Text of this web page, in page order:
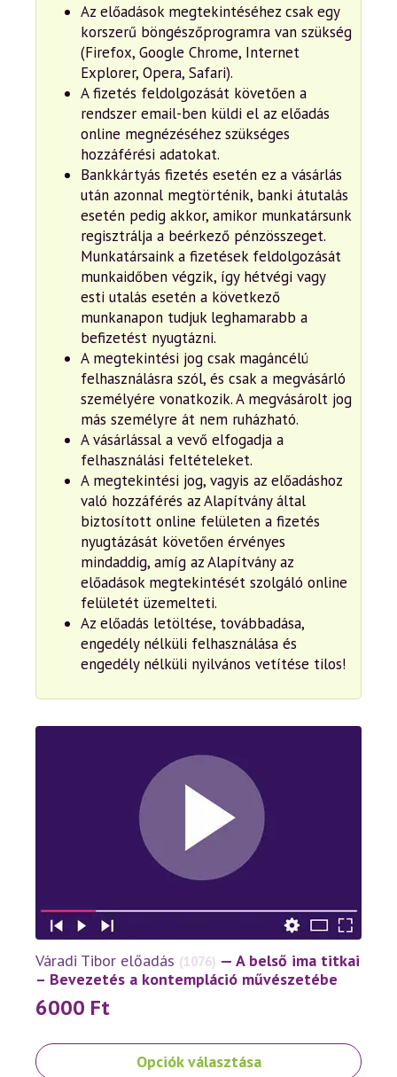
Az előadások megtekintéséhez csak egy
korszerű böngészőprogramra van szükség
(Firefox, Google Chrome, Internet
Explorer, Opera, Safari).
A fizetés feldolgozását követően a
rendszer email-ben küldi el az előadás
online megnézéséhez szükséges
hozzáférési adatokat.
Bankkártyás fizetés esetén ez a vásárlás
után azonnal megtörténik, banki átutalás
esetén pedig akkor, amikor munkatársunk
regisztrálja a beérkező pénzösszeget.
Munkatársaink a fizetések feldolgozását
munkaidőben végzik, így hétvégi vagy
esti utalás esetén a következő
munkanapon tudjuk leghamarabb a
befizetést nyugtázni.
A megtekintési jog csak magáncélú
felhasználásra szól, és csak a megvásárló
személyére vonatkozik. A megvásárolt jog
más személyre át nem ruházható.
A vásárlással a vevő elfogadja a
felhasználási feltételeket.
A megtekintési jog, vagyis az előadáshoz
való hozzáférés az Alapítvány által
biztosított online felületen a fizetés
nyugtázását követően érvényes
mindaddig, amíg az Alapítvány az
előadások megtekintését szolgáló online
felületét üzemelteti.
Az előadás letöltése, továbbadása,
engedély nélküli felhasználása és
engedély nélküli nyilvános vetítése tilos!
Váradi Tibor előadás (1076) — A belső ima titkai
– Bevezetés a kontempláció művészetébe
6000 Ft
Opciók választása
Ennek
a